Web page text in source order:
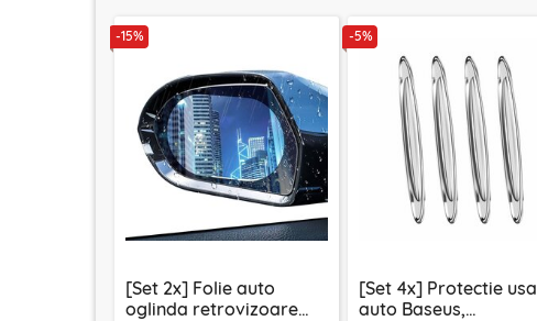
-15%
[Set 2x] Folie auto
oglinda retrovizoare
-5%
[Set 4x] Protectie usa
auto Baseus,